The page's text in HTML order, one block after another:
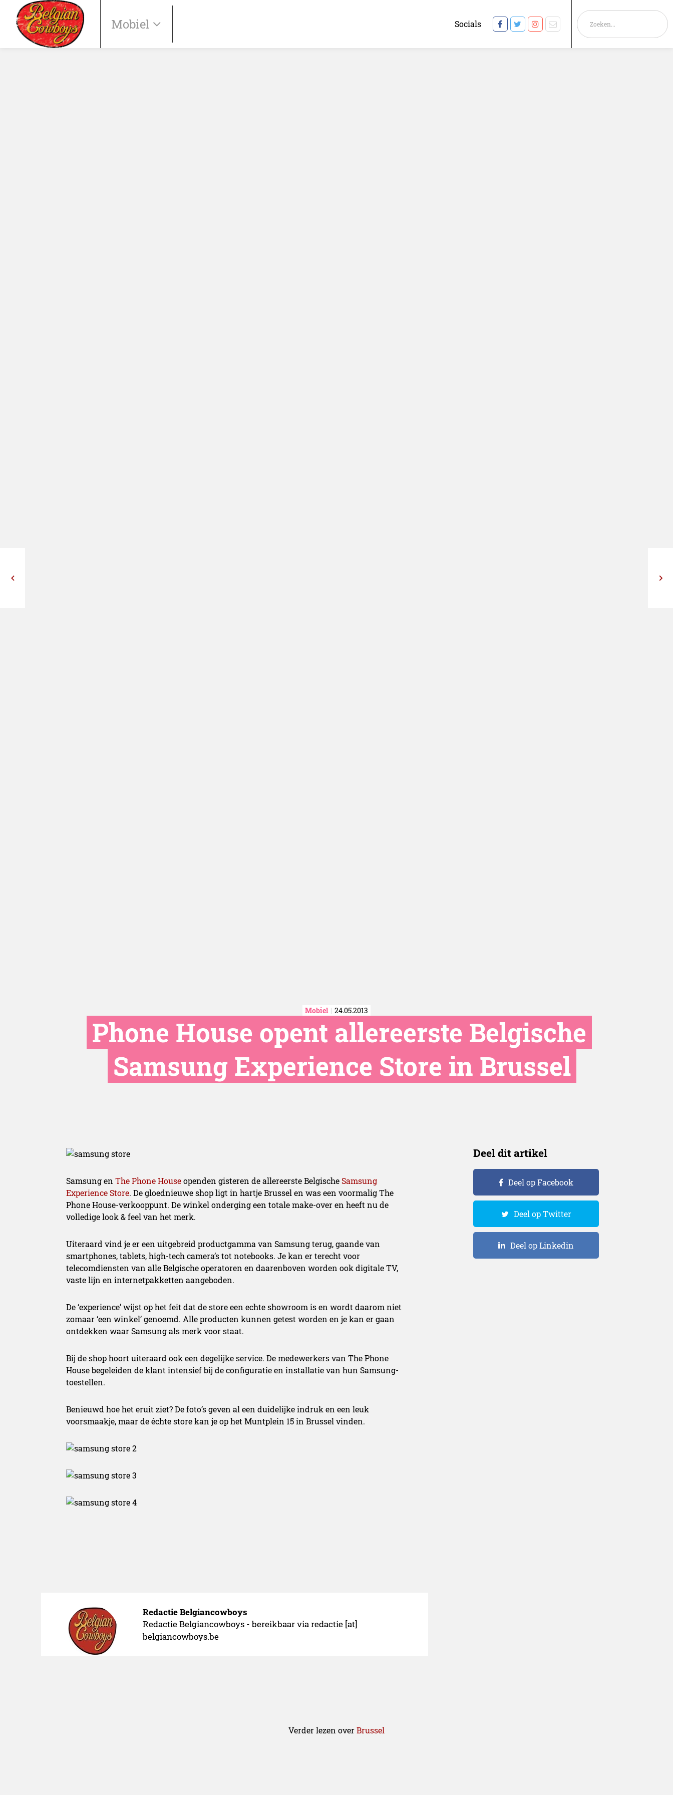
Mobiel Socials
Mobiel 24.05.2013
Phone House opent allereerste Belgische
Samsung Experience Store in Brussel
Samsung en The Phone Houseopenden gisteren de allereerste Belgische Samsung
Experience Store. De gloednieuwe shop ligt in hartje Brussel en was een voormalig The
Phone House-verkooppunt. De winkel onderging een totale make-over en heeft nu de
volledige look & feel van het merk.
Uiteraard vind je er een uitgebreid productgamma van Samsung terug, gaande van
smartphones, tablets, high-tech camera’s tot notebooks. Je kan er terecht voor
telecomdiensten van alle Belgische operatoren en daarenboven worden ook digitale TV,
vaste lijn en internetpakketten aangeboden.
De ‘experience’ wijst op het feit dat de store een echte showroom is en wordt daarom niet
zomaar ‘een winkel’ genoemd. Alle producten kunnen getest worden en je kan er gaan
ontdekken waar Samsung als merk voor staat.
Bij de shop hoort uiteraard ook een degelijke service. De medewerkers van The Phone
House begeleiden de klant intensief bij de configuratie en installatie van hun Samsung-
toestellen.
Benieuwd hoe het eruit ziet? De foto’s geven al een duidelijke indruk en een leuk
voorsmaakje, maar de échte store kan je op het Muntplein 15 in Brussel vinden.
Redactie Belgiancowboys
Redactie Belgiancowboys - bereikbaar via redactie [at]
belgiancowboys.be
Deel dit artikel
Deel op Facebook
Deel op Twitter
Deel op Linkedin
Verder lezen overBrussel